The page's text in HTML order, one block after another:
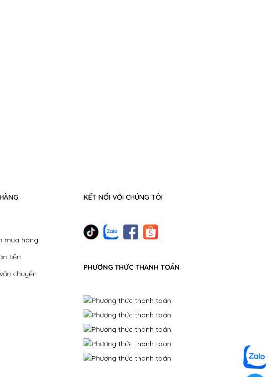
mua hàng
tiền
chuyển
KẾT NỐI VỚI CHÚNG TÔI
PHƯƠNG THỨC THANH TOÁN